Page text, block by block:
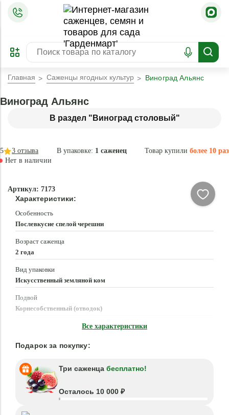
ПРЕДЗАКАЗ
ЗАБРОНИРОВАТЬ
ЛУЧШЕЕ
Главная Саженцы ягодных культур Виноград Альянс
В раздел "Виноград столовый"
Виноград Альянс
В упаковке: 1 саженец Товар купили более 10 раз
5 3 отзыва
Нет в наличии
Артикул: 7173
Характеристики:
Особенность
Послевкусие спелой черешни
Возраст саженца
2 года
Вид упаковки
Искусственный земляной ком
Подвой
Корнесобственный (отводок)
Все характеристики
Подарок за покупку:
Три саженца бесплатно!
Осталось 10 000 ₽